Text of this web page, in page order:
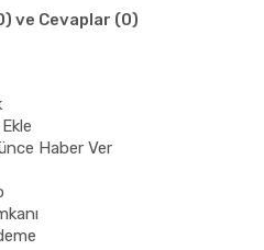
ve Cevaplar (0)
Haber Ver